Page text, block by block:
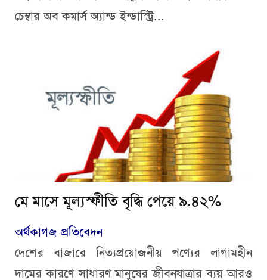
চেম্বার অব কমার্স অ্যান্ড ইন্ডাস্ট্রি...
মে মাসে মূল্যস্ফীতি বৃদ্ধি পেয়ে ৯.৪২%
অর্থকাগজ প্রতিবেদন
দেশের বাজারে নিত্যপ্রয়োজনীয় পণ্যের লাগামহীন
দামের কারণে সাধারণ মানুষের জীবনযাত্রার ব্যয় আরও